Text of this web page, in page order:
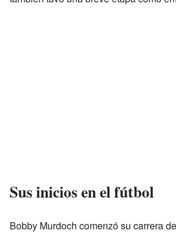
Sus inicios en el fútbol
Bobby Murdoch comenzó su carrera